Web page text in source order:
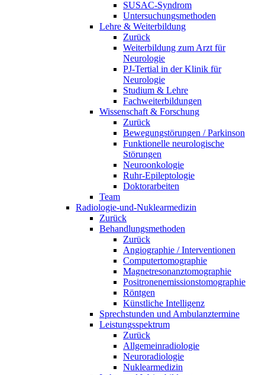
SUSAC-Syndrom
Untersuchungsmethoden
Lehre & Weiterbildung
Zurück
Weiterbildung zum Arzt für
Neurologie
PJ-Tertial in der Klinik für
Neurologie
Studium & Lehre
Fachweiterbildungen
Wissenschaft & Forschung
Zurück
Bewegungstörungen / Parkinson
Funktionelle neurologische
Störungen
Neuroonkologie
Ruhr-Epileptologie
Doktorarbeiten
Team
Radiologie-und-Nuklearmedizin
Zurück
Behandlungsmethoden
Zurück
Angiographie / Interventionen
Computertomographie
Magnetresonanztomographie
Positronenemissionstomographie
Röntgen
Künstliche Intelligenz
Sprechstunden und Ambulanztermine
Leistungsspektrum
Zurück
Allgemeinradiologie
Neuroradiologie
Nuklearmedizin